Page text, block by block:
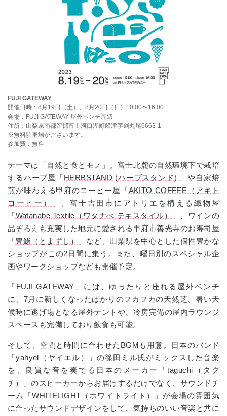
FUJI GATEWAY
開催日時：8月19日（土）、8月20日（日）10:00〜16:00
会場：FUJI GATEWAY 屋外ベンチ周辺
住所：山梨県南都留郡富士河口湖町船津字剣丸尾6663-1
※無料駐車場がございます。
参加費：無料
テーマは「自然と食とモノ」。富士北麓の自然環境下で栽培
するハーブ屋「HERBSTAND (ハーブスタンド)
」や自家焙
煎が味わえる甲府のコーヒー屋「AKITO COFFEE（アキト
コーヒー）
」、富士吉田市にアトリエを構える織物屋
「Watanabe Textile（ワタナべ テキスタイル）
」、ワインの
品ぞろえも充実した地元に愛される甲府市善光寺のお寿司屋
「豊鮨（とよずし）
」など、山梨県を中心とした個性豊かな
ショップがこの2日間に集う。また、曜日別のスペシャル企
画やワークショップなども開催予定。
「FUJI GATEWAY」には、ゆったりと座れる屋外ベンチ
に、7月に新しくなったばかりのフカフカの天然芝、暑い天
候時に逃げ場となる屋外テントや、冷房完備の屋内ラウンジ
スペースも完備しており飲食も可能。
そして、空間と時間に合わせたBGMも用意。日本のバンド
「yahyel（ヤイエル）」の篠田ミル氏がミックスした音楽
を、良質な音を奏でる日本のメーカー「taguchi（タグ
チ）」のスピーカーからお届けするだけでなく、サウンドチ
ーム「WHITELIGHT（ホワイトライト）」が会場の雰囲気
に合ったサウンドデザインをして、気持ちのいい音楽と共に